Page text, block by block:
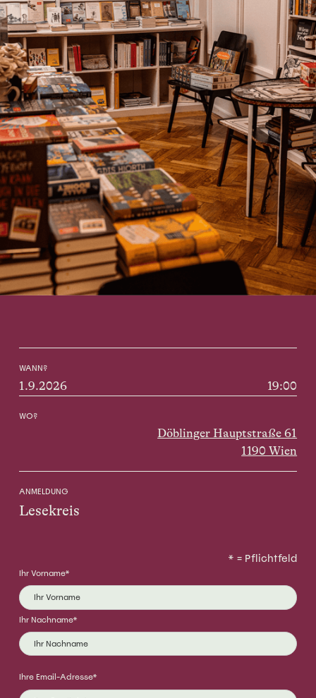
WANN?
1.9.2026 19:00
WO?
Döblinger Hauptstraße 61
1190 Wien
ANMELDUNG
* = Pflichtfeld
Ihr Vorname*
Ihr Nachname*
Ihre Email-Adresse*